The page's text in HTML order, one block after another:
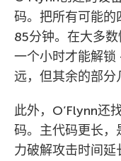
码。把所有可能的
85分钟。在大多
一个小时才能解
远，但其余的部分
此外，O’Flynn还
码。主代码更长，
力破解攻击时间